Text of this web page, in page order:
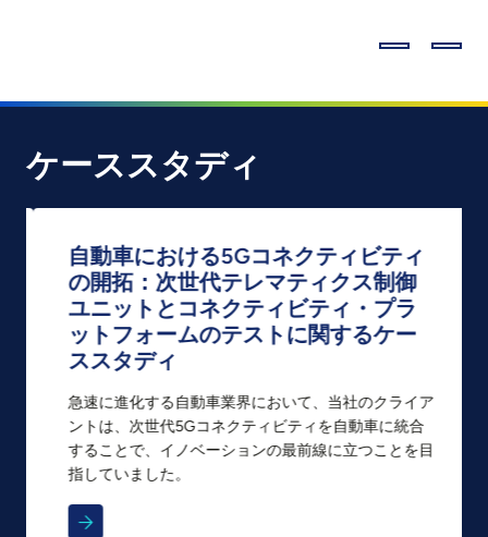
ケーススタディ
自動車における5Gコネクティビティ
の開拓：次世代テレマティクス制御
ユニットとコネクティビティ・プラ
ットフォームのテストに関するケー
ススタディ
急速に進化する自動車業界において、当社のクライア
ントは、次世代5Gコネクティビティを自動車に統合
することで、イノベーションの最前線に立つことを目
指していました。